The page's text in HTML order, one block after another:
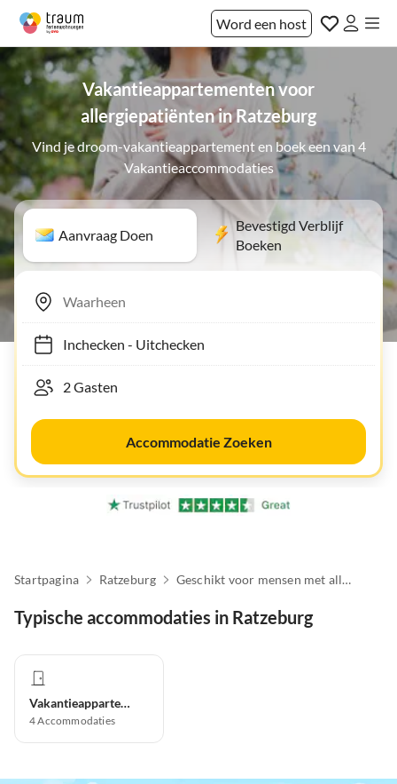
Word een host
Vakantieappartementen voor
allergiepatiënten in Ratzeburg
Vind je droom-vakantieappartement en boek een van 4
Vakantieaccommodaties
Aanvraag Doen
Bevestigd Verblijf
Boeken
Inchecken- Uitchecken
Accommodatie Zoeken
Startpagina Ratzeburg Geschikt voor mensen met allergieën
Typische accommodaties in Ratzeburg
Vakantieappartement
4Accommodaties